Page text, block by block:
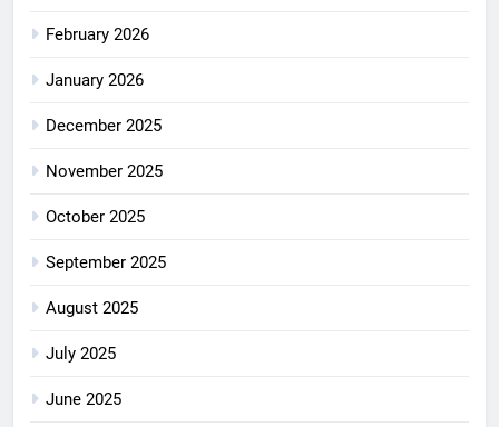
February 2026
January 2026
December 2025
November 2025
October 2025
September 2025
August 2025
July 2025
June 2025